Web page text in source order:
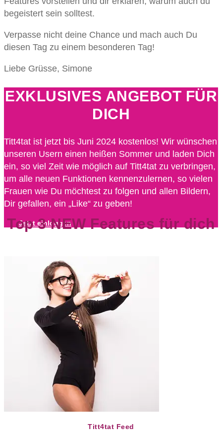
begeistert sein solltest.
Verpasse nicht deine Chance und mach auch Du
diesen Tag zu einem besonderen Tag!
Liebe Grüsse, Simone
EXKLUSIVES ANGEBOT FÜR
DICH
Titt4tat ist jetzt bis Juni 2024 kostenlos! Wir wünschen
unseren Usern einen heißen Sommer und laden Dich
ein, so viel Zeit wie möglich auf Titt4tat zu verbringen,
um alle neuen Funktionen kennenzulernen, so vielen
Frauen wie Du möchtest zu folgen und allen Bildern,
Dir gefallen, ein „Like“ zu geben!
Jetzt einloggen
Top 3 NEW Features für dich
Titt4tat Feed